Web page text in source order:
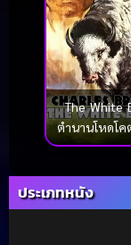
The White
ตำนานโหดโค
ประเภทหนัง